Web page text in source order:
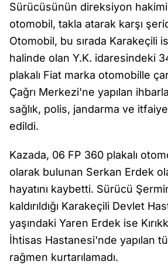
Sürücüsünün direksiyon
otomobil, takla atarak karşı
Otomobil, bu sırada Karakeçili
halinde olan Y.K. idaresindeki
plakalı Fiat marka otomobille
Çağrı Merkezi'ne yapılan
sağlık, polis, jandarma ve
edildi.
Kazada, 06 FP 360 plakalı
olarak bulunan Serkan Erdek
hayatını kaybetti. Sürücü
kaldırıldığı Karakeçili Devlet
yaşındaki Yaren Erdek ise
İhtisas Hastanesi'nde yapılan
rağmen kurtarılamadı.